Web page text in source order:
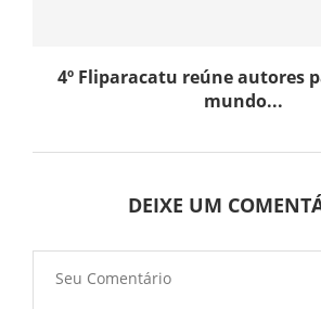
4º Fliparacatu reúne autores
mundo...
DEIXE UM